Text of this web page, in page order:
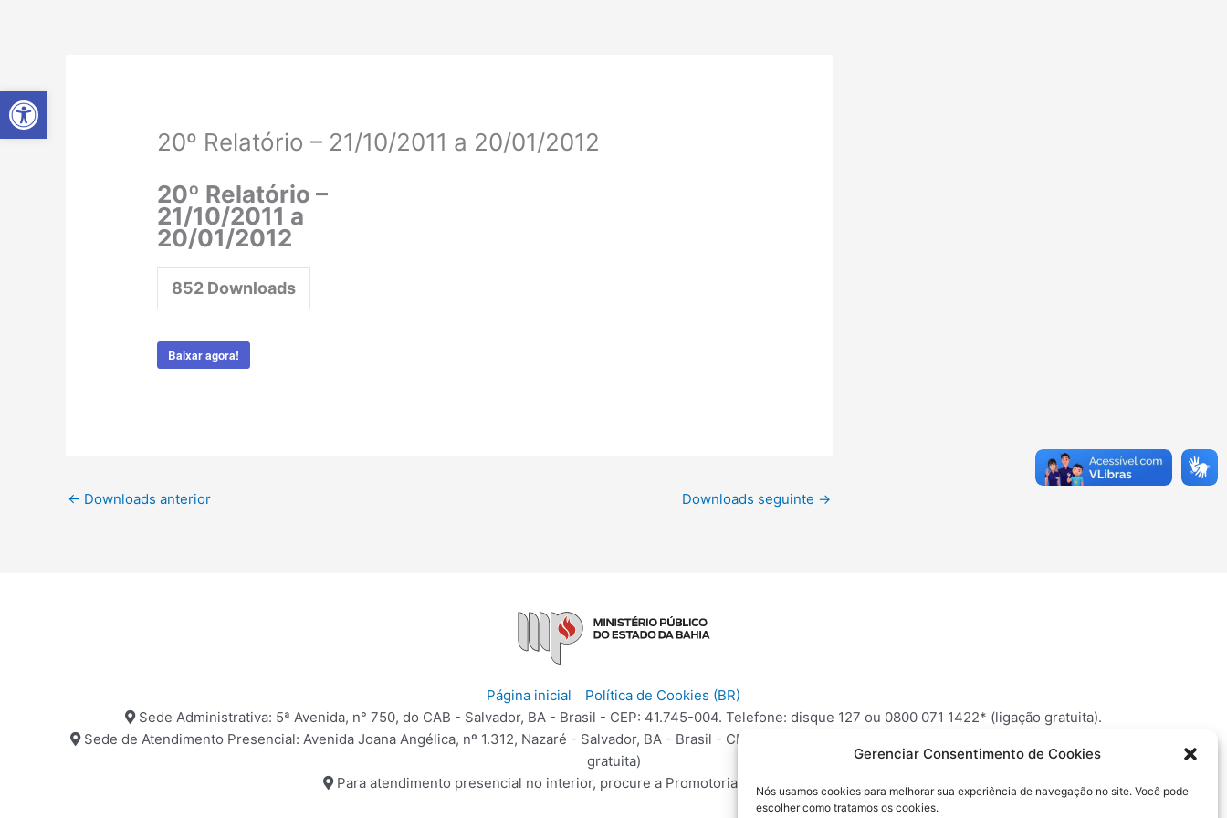
Abrir a barra de ferramentas
Gerenciar Consentimento de Cookies
Nós usamos cookies para melhorar sua experiência de navegação no site. Você pode
escolher como tratamos os cookies.
20º Relatório – 21/10/2011 a 20/01/2012
20º Relatório –
21/10/2011 a
20/01/2012
852 Downloads
Baixar agora!
← Downloads anterior Downloads seguinte →
Página inicial
Política de Cookies (BR)
Sede Administrativa: 5ª Avenida, n° 750, do CAB - Salvador, BA - Brasil - CEP: 41.745-004. Telefone: disque 127 ou 0800 071 1422* (ligação gratuita).
Sede de Atendimento Presencial: Avenida Joana Angélica, nº 1.312, Nazaré - Salvador, BA - Brasil - CEP: 40.050-001. Telefone: disque 127 ou 0800 071 1422* (ligação
gratuita)
Para atendimento presencial no interior, procure a Promotoria de Justiça de sua cidade.